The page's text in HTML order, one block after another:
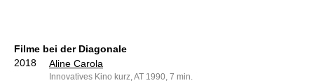
Filme bei der Diagonale
2018
Aline Carola
Innovatives Kino kurz, AT 1990, 7 min.